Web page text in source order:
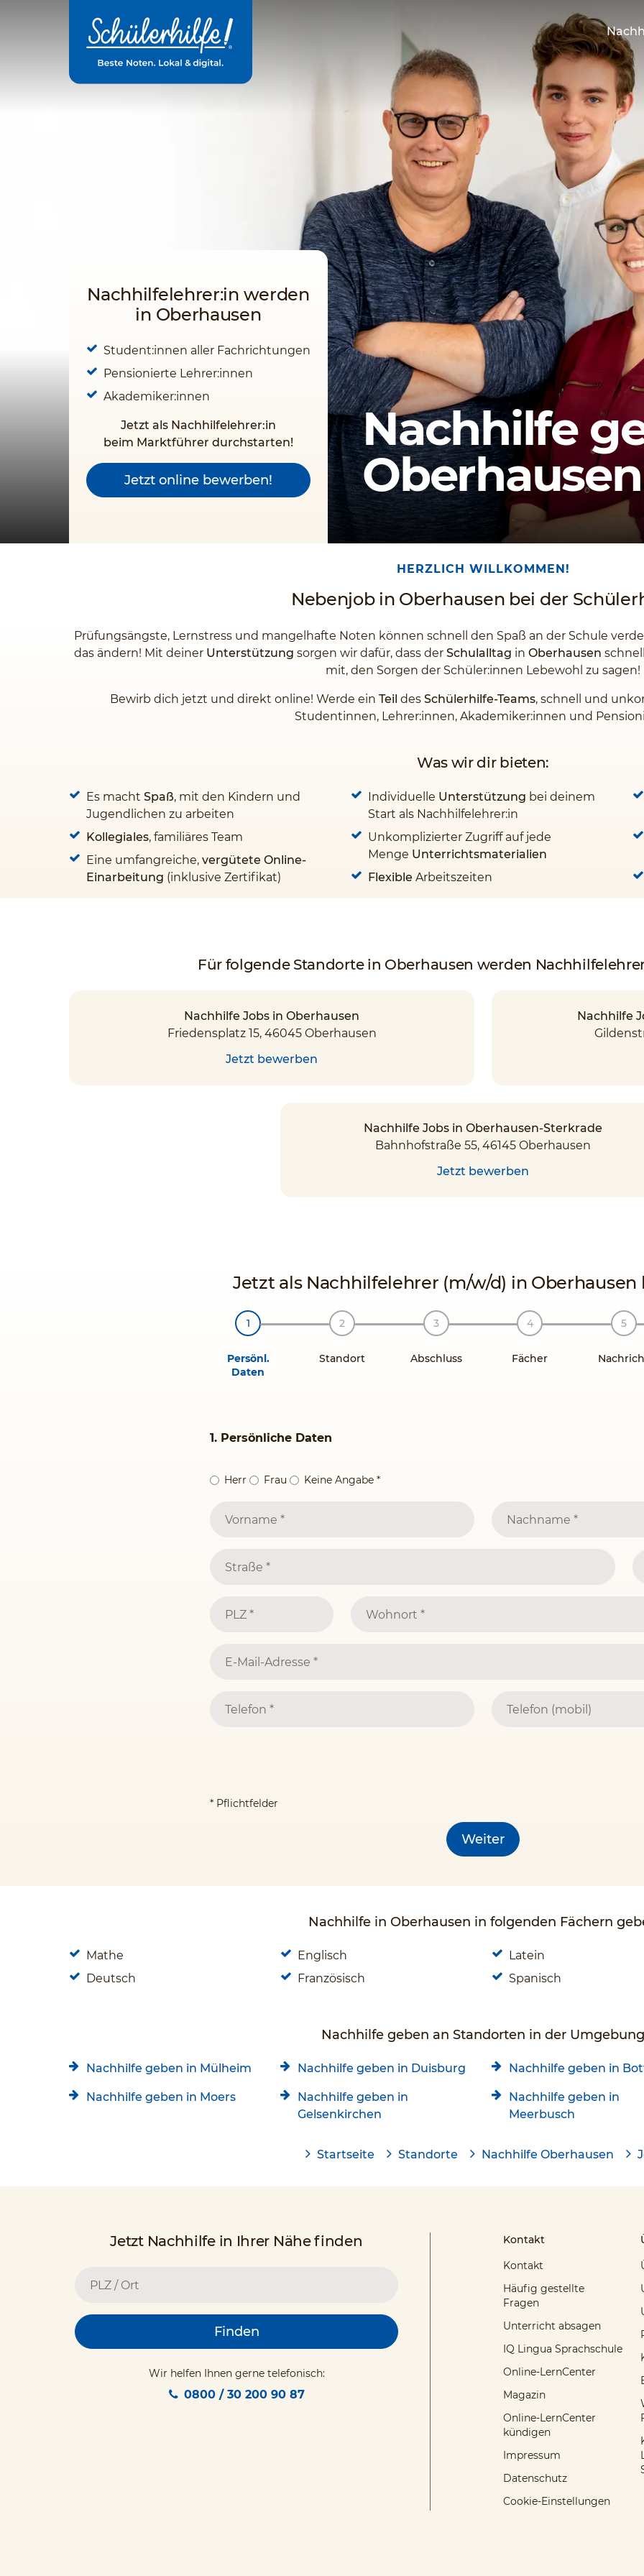
Nachhilfe
Oberhausen
Nachhilfelehrer:in werden
in Oberhausen
Student:innen aller Fachrichtungen
Pensionierte Lehrer:innen
Akademiker:innen
Jetzt als Nachhilfelehrer:in
beim Marktführer durchstarten!
Jetzt online bewerben!
HERZLICH WILLKOMMEN!
Nebenjob in Oberhausen bei der
Prüfungsängste, Lernstress und mangelhafte Noten können schnell den Spaß an der Schule
das ändern! Mit deiner Unterstützung sorgen wir dafür, dass der Schulalltag in Oberhausen
mit, den Sorgen der Schüler:innen Lebewohl zu sagen!
Bewirb dich jetzt und direkt online! Werde ein Teil des Schülerhilfe-Teams, schnell und
Studentinnen, Lehrer:innen, Akademiker:innen und
Was wir dir bieten:
Es macht Spaß, mit den Kindern und
Jugendlichen zu arbeiten
Kollegiales, familiäres Team
Eine umfangreiche, vergütete Online-
Einarbeitung (inklusive Zertifikat)
Individuelle Unterstützung bei deinem
Start als Nachhilfelehrer:in
Unkomplizierter Zugriff auf jede
Menge Unterrichtsmaterialien
Flexible Arbeitszeiten
Für folgende Standorte in Oberhausen werden
Nachhilfe Jobs in Oberhausen
Friedensplatz 15, 46045 Oberhausen
Jetzt bewerben
Nachhilfe
Nachhilfe Jobs in Oberhausen-Sterkrade
Bahnhofstraße 55, 46145 Oberhausen
Jetzt bewerben
Jetzt als Nachhilfelehrer (m/w/d) in Oberhausen
Persönl.
Daten
Standort Abschluss Fächer
1. Persönliche Daten
Herr Frau Keine Angabe *
* Pflichtfelder
Weiter
Nachhilfe in Oberhausen in folgenden Fächern
Mathe
Deutsch
Englisch
Französisch
Latein
Spanisch
Nachhilfe geben an Standorten in der Umgebung
Nachhilfe geben in Mülheim Nachhilfe geben in Duisburg Nachhilfe geben in
Nachhilfe geben in Moers
Nachhilfe geben in
Gelsenkirchen
Nachhilfe geben in
Meerbusch
Startseite Standorte Nachhilfe Oberhausen
Jetzt Nachhilfe in Ihrer Nähe finden
Finden
Wir helfen Ihnen gerne telefonisch:
0800 / 30 200 90 87
Kontakt
Kontakt
Häufig gestellte
Fragen
Unterricht absagen
IQ Lingua Sprachschule
Online-LernCenter
Magazin
Online-LernCenter
kündigen
Impressum
Datenschutz
Cookie-Einstellungen